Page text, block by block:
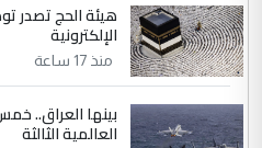
هيئة الحج تصدر
الإلكترونية
منذ 17 ساعة
بينها العراق..
العالمية الثالثة